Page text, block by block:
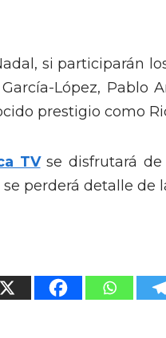
si participarán
López, Pablo
prestigio como
TVse disfrutará de
perderá detalle de